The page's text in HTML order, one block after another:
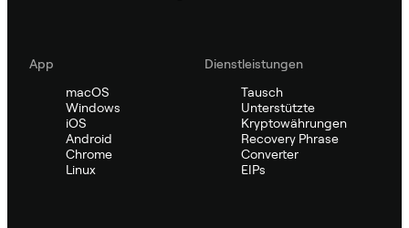
App
macOS
Windows
iOS
Android
Chrome
Linux
Dienstleistungen
Tausch
Unterstützte
Kryptowährungen
Recovery Phrase
Converter
EIPs